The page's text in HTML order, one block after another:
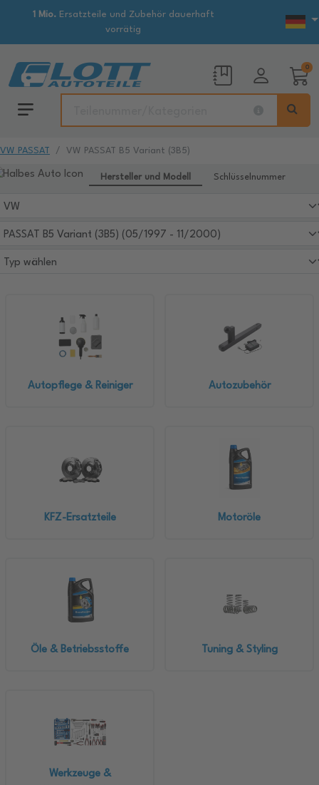
1 Mio.Ersatzteile und Zubehör dauerhaft
vorrätig
0
VW PASSAT VW PASSAT B5 Variant (3B5)
Hersteller und Modell Schlüsselnummer
Autopflege & Reiniger Autozubehör
KFZ-Ersatzteile Motoröle
Öle & Betriebsstoffe Tuning & Styling
Werkzeuge &